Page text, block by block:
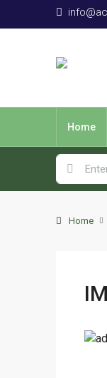
Home
Home